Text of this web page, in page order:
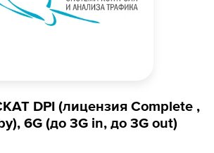
DPI (лицензия Complete ,
6G (до 3G in, до 3G out)